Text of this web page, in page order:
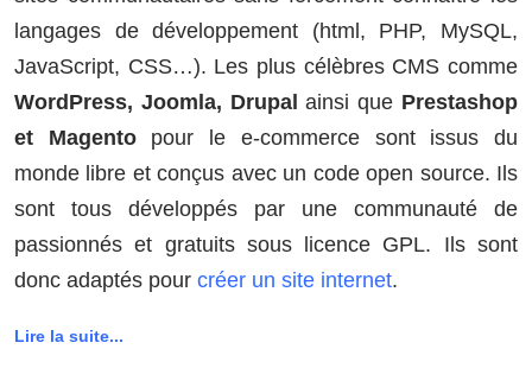
langages de développement (html, PHP, MySQL,
JavaScript, CSS…). Les plus célèbres CMS comme
WordPress, Joomla, Drupalainsi que Prestashop
et Magentopour le e-commerce sont issus du
monde libre et conçus avec un code open source. Ils
sont tous développés par une communauté de
passionnés et gratuits sous licence GPL. Ils sont
donc adaptés pour créer un site internet.
Lire la suite...